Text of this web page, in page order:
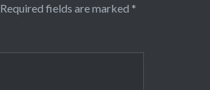
Required fields are marked *